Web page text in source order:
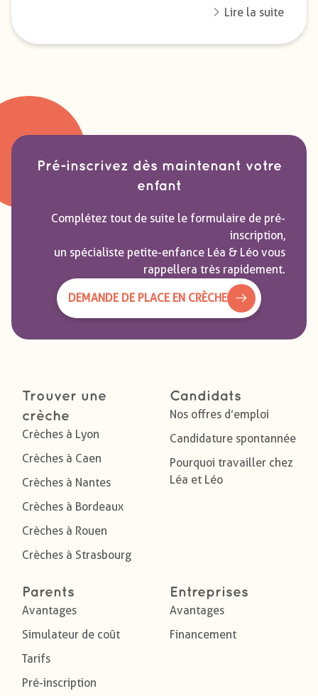
Lire la suite
Pré-inscrivez dès maintenant votre
enfant
Complétez tout de suite le formulaire de pré-
inscription,
un spécialiste petite-enfance Léa & Léo vous
rappellera très rapidement.
DEMANDE DE PLACE EN CRÈCHE
Trouver une
crèche
Crèches à Lyon
Crèches à Caen
Crèches à Nantes
Crèches à Bordeaux
Crèches à Rouen
Crèches à Strasbourg
Candidats
Nos offres d’emploi
Candidature spontannée
Pourquoi travailler chez
Léa et Léo
Parents
Avantages
Simulateur de coût
Tarifs
Pré-inscription
Entreprises
Avantages
Financement